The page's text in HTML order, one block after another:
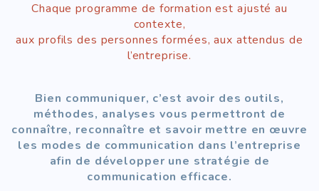
Chaque programme de formation est ajusté au
contexte,
aux profils des personnes formées, aux attendus de
l’entreprise.
Bien communiquer, c’est avoir des outils,
méthodes, analyses vous permettront de
connaître, reconnaître et savoir mettre en œuvre
les modes de communication dans l’entreprise
afin de développer une stratégie de
communication efficace.